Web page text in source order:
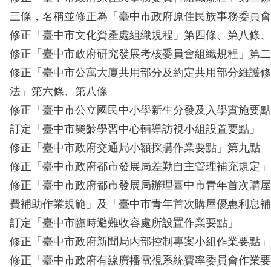
三條，名稱並修正為「臺中市政府原住民族事務委員
修正「臺中市文化資產處組織規程」第四條、第八條
修正「臺中市政府研究發展考核委員會組織規程」第
修正「臺中市公寓大廈共用部分及約定共用部分維護
法」第六條、第八條
修正「臺中市公立國民中小學新生分發及入學實施要
訂定「臺中市樂齡學習中心輔導訪視小組設置要點」
修正「臺中市政府交通局小額採購作業要點」第九點
修正「臺中市政府都市發展局差勤自主管理補充規定」
修正「臺中市政府都市發展局辦理臺中市青年首次購
費補助作業規範」及「臺中市青年首次購屋優惠利息
訂定「臺中市臨時避難收容處所設置作業要點」
修正「臺中市政府新聞局內部控制專案小組作業要點」
修正「臺中市政府有線廣播電視系統費率委員會作業